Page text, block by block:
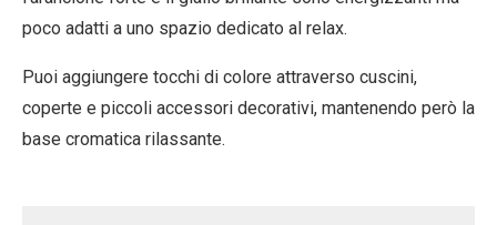
poco adatti a uno spazio dedicato al relax.
Puoi aggiungere tocchi di colore attraverso cuscini,
coperte e piccoli accessori decorativi, mantenendo però la
base cromatica rilassante.